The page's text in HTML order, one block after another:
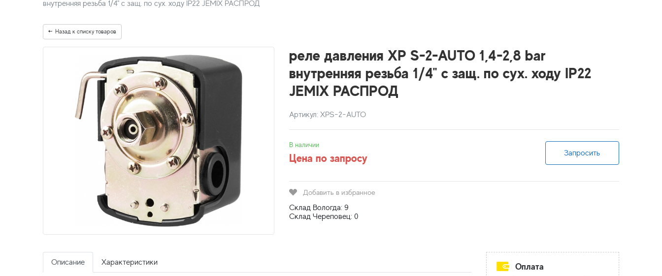
внутренняя резьба 1/4" с защ. по сух. ходу IP22 JEMIX РАСПРОД
Назад к списку товаров
реле давления XP S-2-AUTO 1,4-2,8 bar
внутренняя резьба 1/4" с защ. по сух. ходу IP22
JEMIX РАСПРОД
Артикул: XPS-2-AUTO
В наличии
Цена по запросу Запросить
Добавить в избранное
Склад Вологда: 9
Склад Череповец: 0
Описание Характеристики Оплата